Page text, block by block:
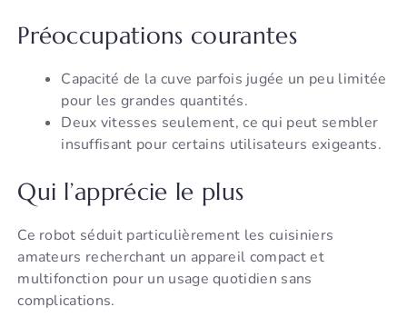
Préoccupations courantes
Capacité de la cuve parfois jugée un peu limitée
pour les grandes quantités.
Deux vitesses seulement, ce qui peut sembler
insuffisant pour certains utilisateurs exigeants.
Qui l’apprécie le plus
Ce robot séduit particulièrement les cuisiniers
amateurs recherchant un appareil compact et
multifonction pour un usage quotidien sans
complications.